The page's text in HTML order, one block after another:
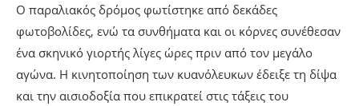
Ο παραλιακός δρόμος φωτίστηκε από δεκάδες
φωτοβολίδες, ενώ τα συνθήματα και οι κόρνες συνέθεσαν
ένα σκηνικό γιορτής λίγες ώρες πριν από τον μεγάλο
αγώνα. Η κινητοποίηση των κυανόλευκων έδειξε τη δίψα
και την αισιοδοξία που επικρατεί στις τάξεις του